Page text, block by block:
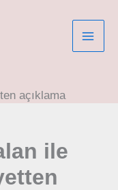
açıklama
ile